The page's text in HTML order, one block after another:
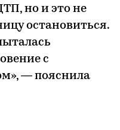
но и это не
остановиться.
с
— пояснила